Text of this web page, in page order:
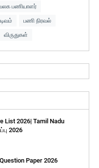
பணியாளர்
பணி நிரவல்
விருதுகள்
List 2026| Tamil Nadu
2026
Paper 2026